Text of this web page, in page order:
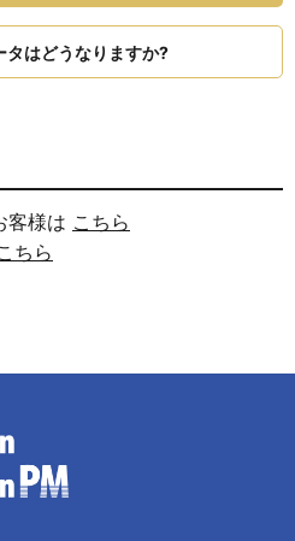
タはどうなりますか?
客様は こちら
ちら